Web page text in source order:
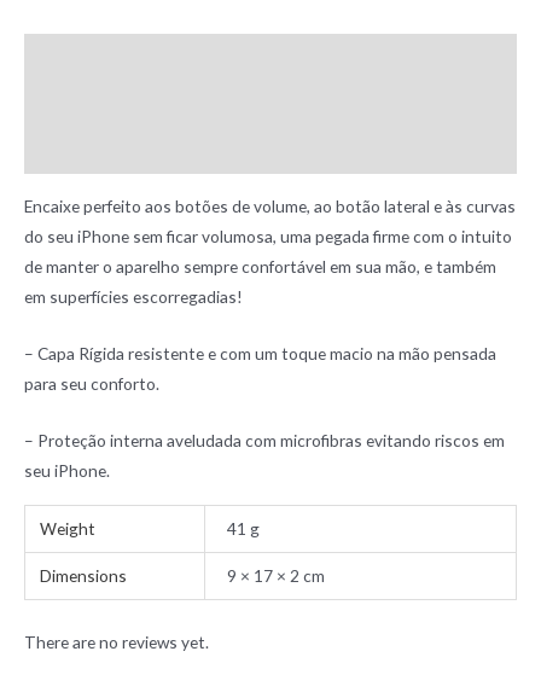
Encaixe perfeito aos botões de volume, ao botão lateral e às curvas
do seu iPhone sem ficar volumosa, uma pegada firme com o intuito
de manter o aparelho sempre confortável em sua mão, e também
em superfícies escorregadias!
– Capa Rígida resistente e com um toque macio na mão pensada
para seu conforto.
– Proteção interna aveludada com microfibras evitando riscos em
seu iPhone.
Weight 41 g
Dimensions 9 × 17 × 2 cm
There are no reviews yet.